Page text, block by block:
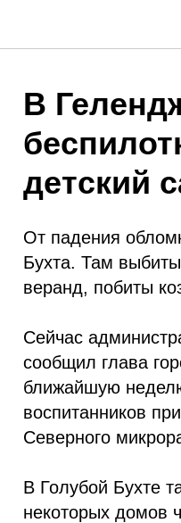
В
детский
От падения
Бухта. Там
веранд, побиты
Сейчас
сообщил глава
ближайшую
воспитанников
Северного
В Голубой Бухте
некоторых домов